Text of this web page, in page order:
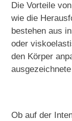
Die Vorteile
wie die
bestehen aus
oder
den Körper
Ob auf der